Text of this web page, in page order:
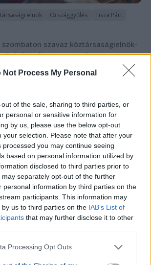
Not Process My Personal
of the sale, sharing to third parties, or
personal or sensitive information for
by us, please use the below opt-out
your selection. Please note that after your
processed you may continue seeing
based on personal information utilized by
disclosed to third parties prior to
separately opt-out of the further
personal information by third parties on the
participants. This information may
us to third parties on the IAB’s List of
that may further disclose it to other
Processing Opt Outs
elnök Országgyűlés
Tisza Párt
szavaz köztársaságielnök-
Polgár Judit visszautasította a
jelölési határidő pedig hétfőn jár
hatszor repült honvédségi
és Nigerbe
Gergely
válasza szerint Orbán Gáspár
gépen Csádba és Nigerbe a
előkészítése idején.Bővebben...
6.
forradalmár hadserege” –